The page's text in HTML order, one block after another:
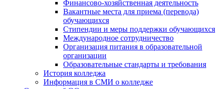
Финансово-хозяйственная деятельность
Вакантные места для приема (перевода)
обучающихся
Стипендии и меры поддержки обучающихся
Международное сотрудничество
Организация питания в образовательной
организации
Образовательные стандарты и требования
История колледжа
Информация в СМИ о колледже